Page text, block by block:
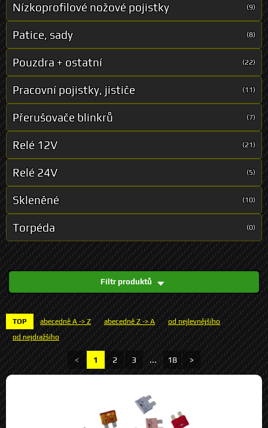
Nízkoprofilové nožové pojistky (9)
Patice, sady (8)
Pouzdra + ostatní (22)
Pracovní pojistky, jističe (11)
Přerušovače blinkrů (7)
Relé 12V (21)
Relé 24V (5)
Skleněné (10)
Torpéda (0)
Filtr produktů
TOP abecedně A -> Z abecedně Z -> A
od nejlevnějšího
od nejdražšího
< 1 2 3 ... 18 >